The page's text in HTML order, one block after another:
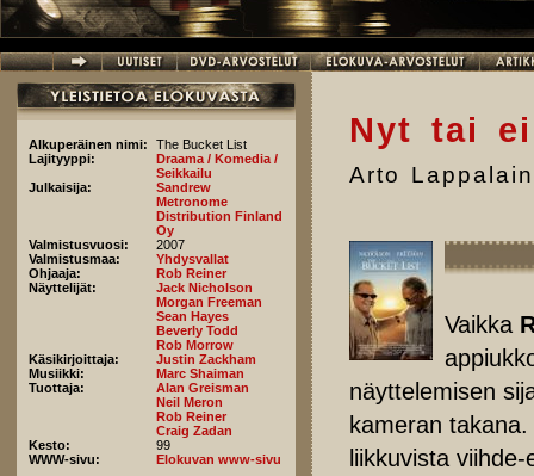
Alkuperäinen nimi:
The Bucket List
Lajityyppi:
Draama / Komedia /
Seikkailu
Julkaisija:
Sandrew
Metronome
Distribution Finland
Oy
Valmistusvuosi:
2007
Valmistusmaa:
Yhdysvallat
Ohjaaja:
Rob Reiner
Näyttelijät:
Jack Nicholson
Morgan Freeman
Sean Hayes
Beverly Todd
Rob Morrow
Käsikirjoittaja:
Justin Zackham
Musiikki:
Marc Shaiman
Tuottaja:
Alan Greisman
Neil Meron
Rob Reiner
Craig Zadan
Kesto:
99
WWW-sivu:
Elokuvan www-sivu
Nyt tai
Arto
Vaikka
näyttelemisen
kameran
liikkuvista